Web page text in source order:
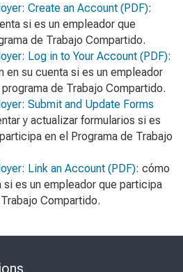
Create an Account (PDF):
si es un empleador que
de Trabajo Compartido.
Log in to Your Account (PDF):
en su cuenta si es un empleador
de Trabajo Compartido.
Submit and Update Forms
y actualizar formularios si es
en el Programa de Trabajo
Link an Account (PDF): cómo
si es un empleador que participa
Compartido.